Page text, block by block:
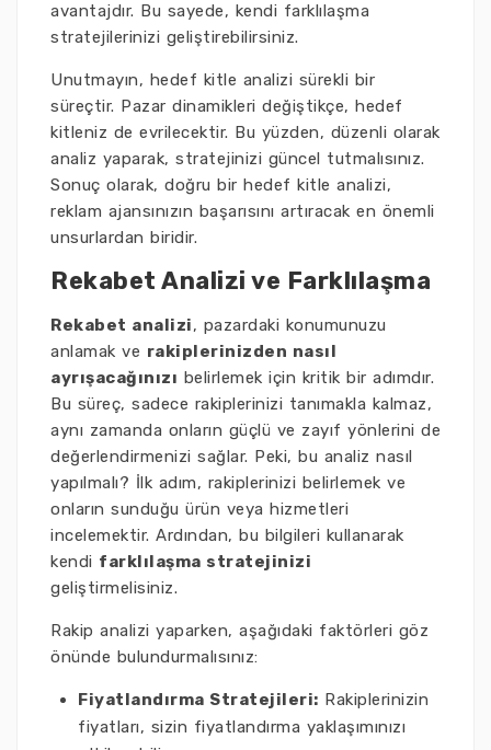
avantajdır. Bu sayede, kendi farklılaşma
stratejilerinizi geliştirebilirsiniz.
Unutmayın, hedef kitle analizi sürekli bir
süreçtir. Pazar dinamikleri değiştikçe, hedef
kitleniz de evrilecektir. Bu yüzden, düzenli olarak
analiz yaparak, stratejinizi güncel tutmalısınız.
Sonuç olarak, doğru bir hedef kitle analizi,
reklam ajansınızın başarısını artıracak en önemli
unsurlardan biridir.
Rekabet Analizi ve Farklılaşma
Rekabet analizi, pazardaki konumunuzu
anlamak ve rakiplerinizden nasıl
ayrışacağınızı belirlemek için kritik bir adımdır.
Bu süreç, sadece rakiplerinizi tanımakla kalmaz,
aynı zamanda onların güçlü ve zayıf yönlerini de
değerlendirmenizi sağlar. Peki, bu analiz nasıl
yapılmalı? İlk adım, rakiplerinizi belirlemek ve
onların sunduğu ürün veya hizmetleri
incelemektir. Ardından, bu bilgileri kullanarak
kendi farklılaşma stratejinizi
geliştirmelisiniz.
Rakip analizi yaparken, aşağıdaki faktörleri göz
önünde bulundurmalısınız:
Fiyatlandırma Stratejileri: Rakiplerinizin
fiyatları, sizin fiyatlandırma yaklaşımınızı